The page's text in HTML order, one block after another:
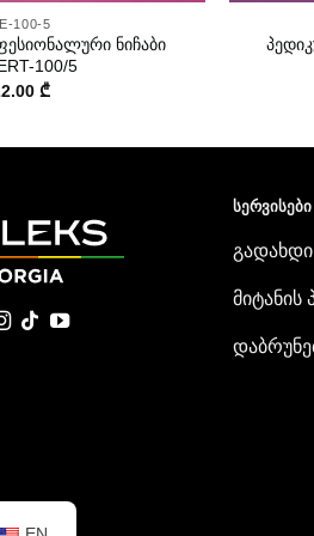
100-5
ნიჩაბი
100/5
₾
ᲡᲔᲠᲕᲘᲡᲔᲑᲘ
მიტანის